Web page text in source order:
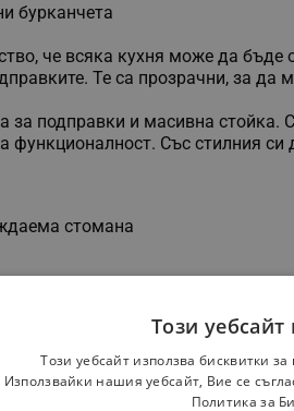
бурканчета
че всяка кухня може да
Те са прозрачни, за
за подправки и масивна
функционалност. Със стилния
стомана
Този
Този уебсайт използва бисквитки
Използвайки нашия уебсайт, Вие се
Политика за